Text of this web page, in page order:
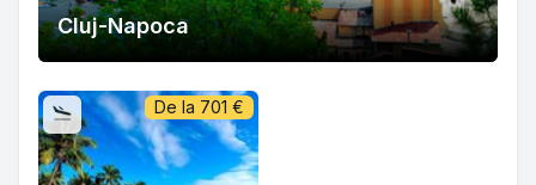
Cluj-Napoca
De la 701 €